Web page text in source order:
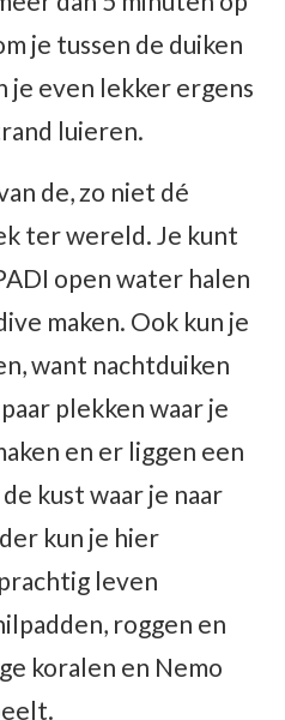
je tussen de duiken
je even lekker ergens
luieren.
de, zo niet dé
ter wereld. Je kunt
open water halen
maken. Ook kun je
want nachtduiken
plekken waar je
en er liggen een
kust waar je naar
kun je hier
leven
roggen en
koralen en Nemo